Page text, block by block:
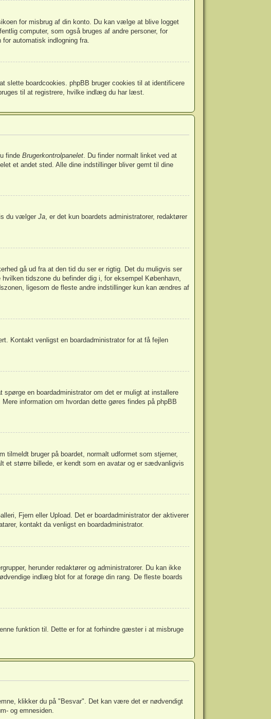
for misbrug af din konto. Du kan vælge at blive logget
computer, som også bruges af andre personer, for
automatisk indlogning fra.
slette boardcookies. phpBB bruger cookies til at identificere
til at registrere, hvilke indlæg du har læst.
finde Brugerkontrolpanelet. Du finder normalt linket ved at
et andet sted. Alle dine indstillinger bliver gemt til dine
du vælger Ja, er det kun boardets administratorer, redaktører
gå ud fra at den tid du ser er rigtig. Det du muligvis ser
tidszone du befinder dig i, for eksempel København,
ligesom de fleste andre indstillinger kun kan ændres af
Kontakt venligst en boardadministrator for at få fejlen
en boardadministrator om det er muligt at installere
information om hvordan dette gøres findes på phpBB
bruger på boardet, normalt udformet som stjerner,
et større billede, er kendt som en avatar og er sædvanligvis
Fjern eller Upload. Det er boardadministrator der aktiverer
kontakt da venligst en boardadministrator.
herunder redaktører og administratorer. Du kan ikke
indlæg blot for at forøge din rang. De fleste boards
funktion til. Dette er for at forhindre gæster i at misbruge
klikker du på "Besvar". Det kan være det er nødvendigt
og emnesiden.